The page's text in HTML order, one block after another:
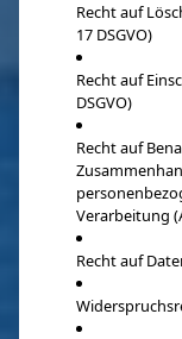
Recht auf
17 DSGVO)
Recht auf
DSGVO)
Recht auf
Verarbeitung
Recht auf